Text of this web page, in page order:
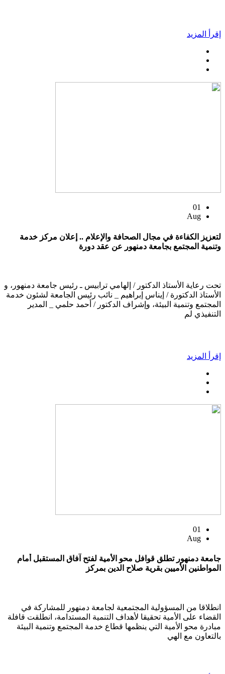
إقرأ المزيد
01
Aug
لتعزيز الكفاءة في مجال الصحافة والإعلام .. إعلان مركز خدمة
وتنمية المجتمع بجامعة دمنهور عن عقد دورة
تحت رعاية الأستاذ الدكتور / إلهامي ترابيس ـ رئيس جامعة دمنهور، و
الأستاذ الدكتورة / إيناس إبراهيم _ نائب رئيس الجامعة لشئون خدمة
المجتمع وتنمية البيئة، وإشراف الدكتور / أحمد حلمي _ المدير
التنفيذي لم
إقرأ المزيد
01
Aug
جامعة دمنهور تطلق قوافل محو الأمية لفتح آفاق المستقبل أمام
المواطنين الأميين بقرية صلاح الدين بمركز
انطلاقا من المسؤولية المجتمعية لجامعة دمنهور للمشاركة في
القضاء على الأمية تحقيقا لأهداف التنمية المستدامة، انطلقت قافلة
مبادرة محو الأمية التي ينظمها قطاع خدمة المجتمع وتنمية البيئة
بالتعاون مع الهي